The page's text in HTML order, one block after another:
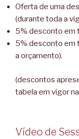
Oferta de uma
(durante toda a
5% desconto em
5% desconto em
a orçamento).
(descontos
tabela em vigor na
Vídeo de